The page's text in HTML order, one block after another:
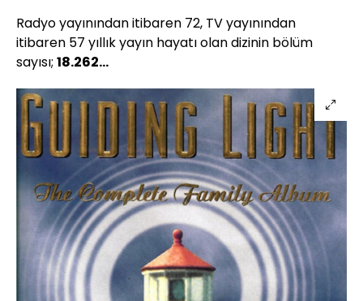
Radyo yayınından itibaren 72, TV yayınından
itibaren 57 yıllık yayın hayatı olan dizinin bölüm
sayısı; 18.262...